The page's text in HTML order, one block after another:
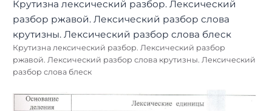
Крутизна лексический разбор. Лексический разбор
ржавой. Лексический разбор слова крутизны. Лексический
разбор слова блеск